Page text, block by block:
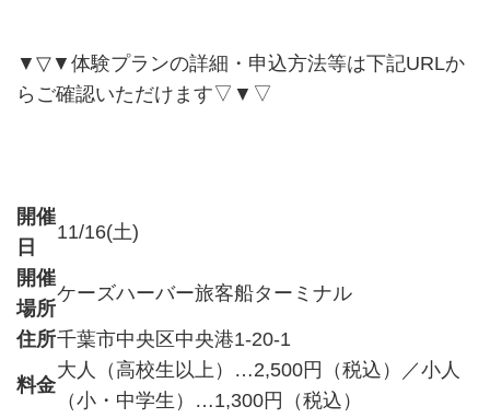
▼▽▼体験プランの詳細・申込方法等は下記URLか
らご確認いただけます▽▼▽
開催
日
11/16(土)
開催
場所
ケーズハーバー旅客船ターミナル
住所千葉市中央区中央港1-20-1
料金
大人（高校生以上）…2,500円（税込）／小人
（小・中学生）…1,300円（税込）